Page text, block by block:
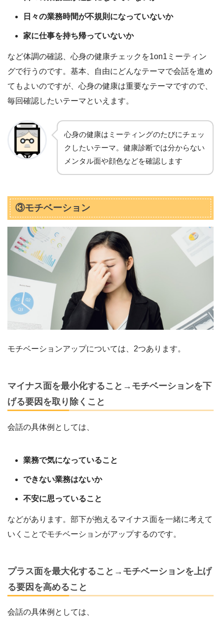
日々の業務時間が不規則になっていないか
家に仕事を持ち帰っていないか
など体調の確認、心身の健康チェックを1on1ミーティン
グで行うのです。基本、自由にどんなテーマで会話を進め
てもよいのですが、心身の健康は重要なテーマですので、
毎回確認したいテーマといえます。
心身の健康はミーティングのたびにチェッ
クしたいテーマ。健康診断では分からない
メンタル面や顔色などを確認します
③モチベーション
モチベーションアップについては、2つあります。
マイナス面を最小化すること→モチベーションを下
げる要因を取り除くこと
会話の具体例としては、
業務で気になっていること
できない業務はないか
不安に思っていること
などがあります。部下が抱えるマイナス面を一緒に考えて
いくことでモチベーションがアップするのです。
プラス面を最大化すること→モチベーションを上げ
る要因を高めること
会話の具体例としては、